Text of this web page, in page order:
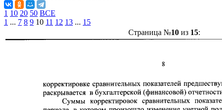
1 10 20 50 ВСЕ
1 ... 7 8 9 10 11 12 13 ... 15
Страница №10из 15: